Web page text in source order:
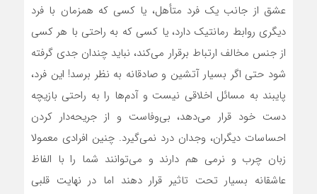
عشق از جانب یک فرد متأهل، یا کسی که همزمان با فرد
دیگری روابط رمانتیک دارد، یا کسی که به راحتی با هر کسی
از جنس مخالف ارتباط برقرار می‌کند، نباید چندان جدی گرفته
شود حتی اگر بسیار آتشین و صادقانه به نظر برسد! این فرد،
پایبند به مسائل اخلاقی نیست و آدم‌ها را به راحتی بازیچه
دست خود قرار می‌دهد، بی‌وفاست و از جریحه‌دار کردن
احساسات دیگران، وجدان درد نمی‌گیرد. چنین افرادی معمولا
زبان چرب و نرمی هم دارند و می‌توانند شما را با الفاظ
عاشقانه بسیار تحت تاثیر قرار دهند اما در نهایت قلبی